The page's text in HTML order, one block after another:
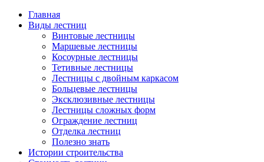
Главная
Виды лестниц
Винтовые лестницы
Маршевые лестницы
Косоурные лестницы
Тетивные лестницы
Лестницы с двойным каркасом
Больцевые лестницы
Эксклюзивные лестницы
Лестницы сложных форм
Ограждение лестниц
Отделка лестниц
Полезно знать
Истории строительства